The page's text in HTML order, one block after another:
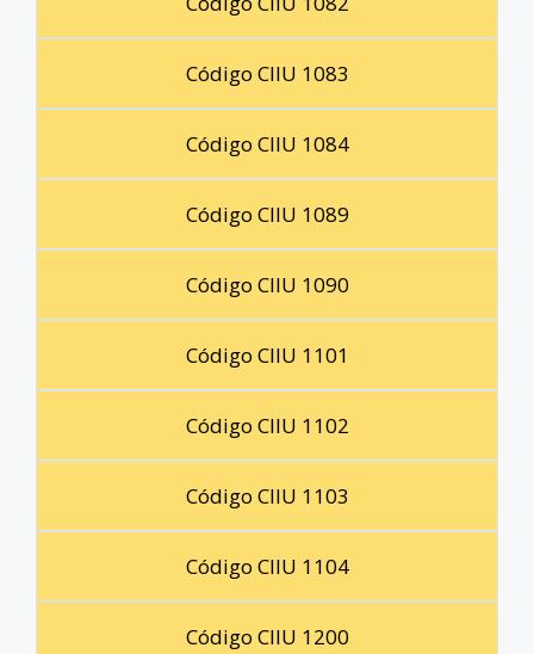
Código CIIU 1083
Código CIIU 1084
Código CIIU 1089
Código CIIU 1090
Código CIIU 1101
Código CIIU 1102
Código CIIU 1103
Código CIIU 1104
Código CIIU 1200